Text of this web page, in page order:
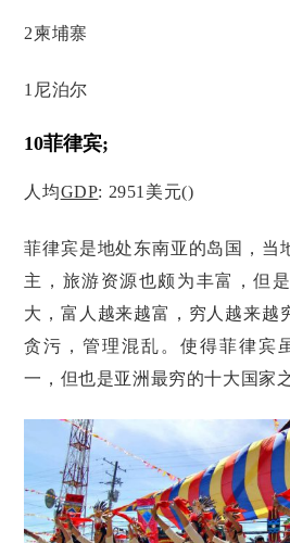
2柬埔寨
1尼泊尔
10菲律宾;
人均GDP: 2951美元()
菲律宾是地处东南亚的岛国，当
主，旅游资源也颇为丰富，但
大，富人越来越富，穷人越来越
贪污，管理混乱。使得菲律宾
一，但也是亚洲最穷的十大国家